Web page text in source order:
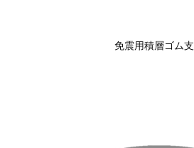
免震用積層ゴム